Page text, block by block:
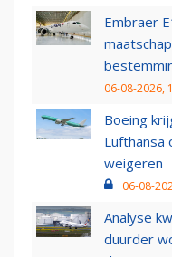
Embraer
06-08-2026,
Boeing
Lufthansa
weigeren
06-08-
Analyse
duurder